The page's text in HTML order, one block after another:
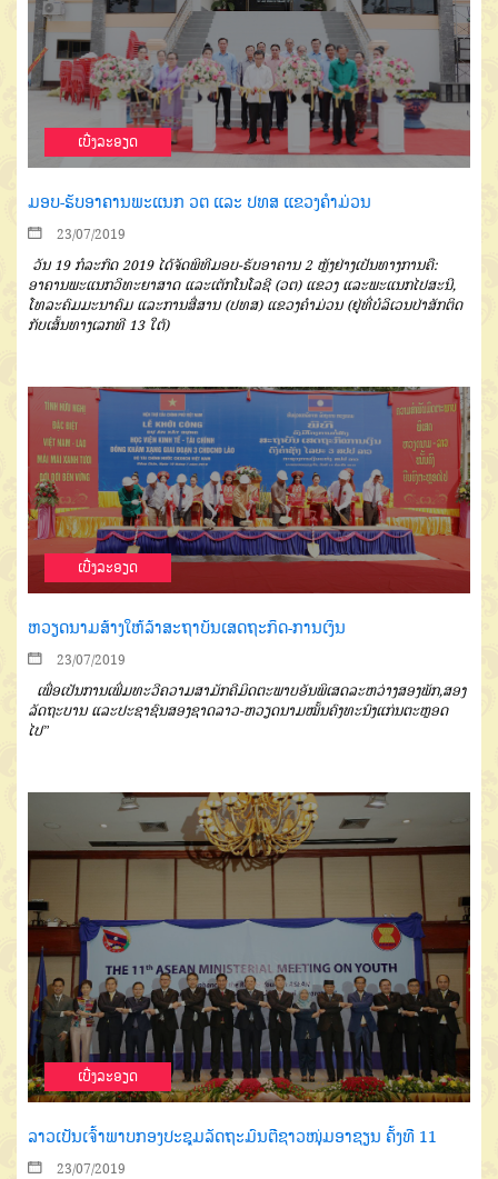
ເບີ່ງລະອຽດ
ມອບ-ຮັບອາຄານພະແນກ ວຕ ແລະ ປທສ ແຂວງຄຳມ່ວນ
23/07/2019
ວັນ 19 ກໍລະກົດ 2019 ໄດ້ຈັດພິທີມອບ-ຮັບອາຄານ 2 ຫຼັງຢ່າງເປັນທາງການຄື:
ອາຄານພະແນກວິທະຍາສາດ ແລະເຕັກໂນໂລຊີ (ວຕ) ແຂວງ ແລະພະແນກໄປສະນີ,
ໂທລະຄົມມະນາຄົມ ແລະການສື່ສານ (ປທສ) ແຂວງຄຳມ່ວນ (ຢູ່ທີ່ບໍລິເວນປ່າສັກຕິດ
ກັບເສັ້ນທາງເລກທີ 13 ໃຕ້)
ເບີ່ງລະອຽດ
ຫວຽດນາມສ້າງໃຫ້ລ້າສະຖາບັນເສດຖະກິດ-ການເງິນ
23/07/2019
ເພື່ອເປັນການເພີ່ມທະວີຄວາມສາມັກຄີມິດຕະພາບອັນພິເສດລະຫວ່າງສອງພັກ,ສອງ
ລັດຖະບານ ແລະປະຊາຊົນສອງຊາດລາວ-ຫວຽດນາມໝັ້ນຄົງທະນົງແກ່ນຕະຫຼອດ
ໄປ”
ເບີ່ງລະອຽດ
ລາວເປັນເຈົ້າພາບກອງປະຊຸມລັດຖະມົນຕີຊາວໜຸ່ມອາຊຽນ ຄັ້ງທີ 11
23/07/2019